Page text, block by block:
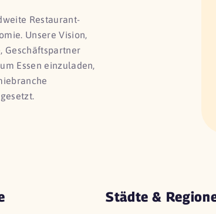
Restaurant-
Unsere Vision,
Geschäftspartner
Essen einzuladen,
Städte &